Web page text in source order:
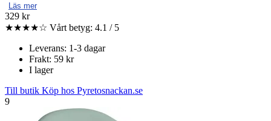
Läs mer
329 kr
★★★★☆ Vårt betyg: 4.1 / 5
Leverans: 1-3 dagar
Frakt: 59 kr
I lager
Till butik Köp hos Pyretosnackan.se
9